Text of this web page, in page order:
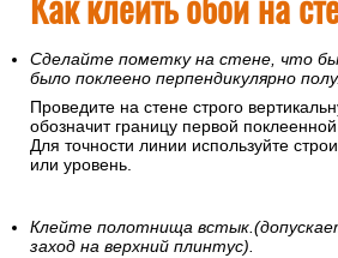
Сделайте пометку на стене, что
было поклеено перпендикулярно полу.
Проведите на стене строго
обозначит границу первой
Для точности линии используйте
или уровень.
Клейте полотнища
заход на верхний плинтус).